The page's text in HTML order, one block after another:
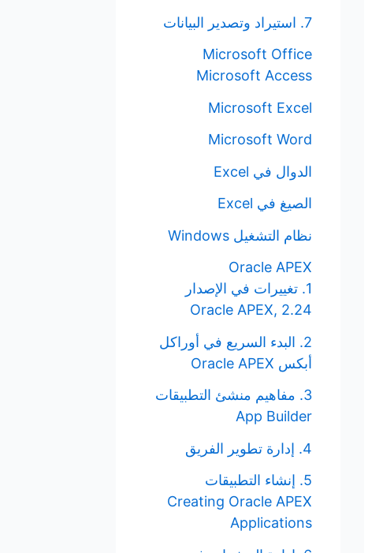
7. استيراد وتصدير البيانات
Microsoft Office
Microsoft Access
Microsoft Excel
Microsoft Word
الدوال في Excel
الصيغ في Excel
نظام التشغيل Windows
Oracle APEX
1. تغييرات في الإصدار
Oracle APEX, 2.24
2. البدء السريع في أوراكل
أبكس Oracle APEX
3. مفاهيم منشئ التطبيقات
App Builder
4. إدارة تطوير الفريق
5. إنشاء التطبيقات
Creating Oracle APEX
Applications